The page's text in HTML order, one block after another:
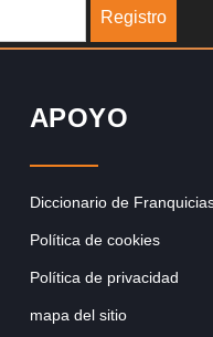
Registro
APOYO
Diccionario de
Política de cookies
Política de privacidad
mapa del sitio